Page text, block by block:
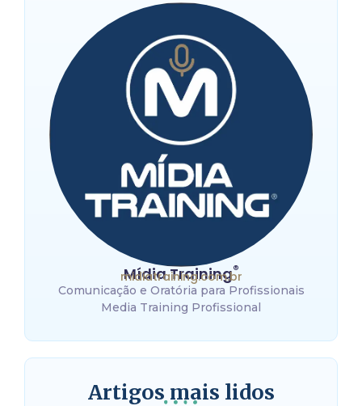
Mídia Training®
midiatraining.com.br
Comunicação e Oratória para Profissionais
Media Training Profissional
Artigos mais lidos